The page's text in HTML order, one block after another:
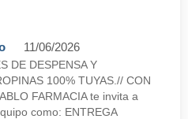
11/06/2026
DE DESPENSA Y
100% TUYAS.// CON
FARMACIA te invita a
como: ENTREGA